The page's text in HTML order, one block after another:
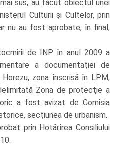
sus, au făcut obiectul unei
Culturii şi Cultelor, prin
nu au fost aprobate, în final,
de INP în anul 2009 a
a documentaţiei de
Horezu, zona înscrisă în LPM,
Zona de protecţie a
a fost avizat de Comisia
secţiunea de urbanism.
prin Hotărîrea Consiliului